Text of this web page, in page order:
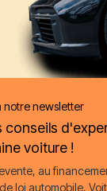
notre newsletter
conseils
voiture !
au
loi automobile,